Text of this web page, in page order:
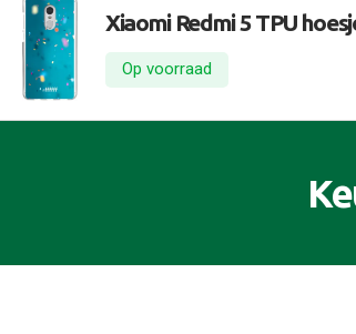
Xiaomi Redmi 5 TPU
Op voorraad